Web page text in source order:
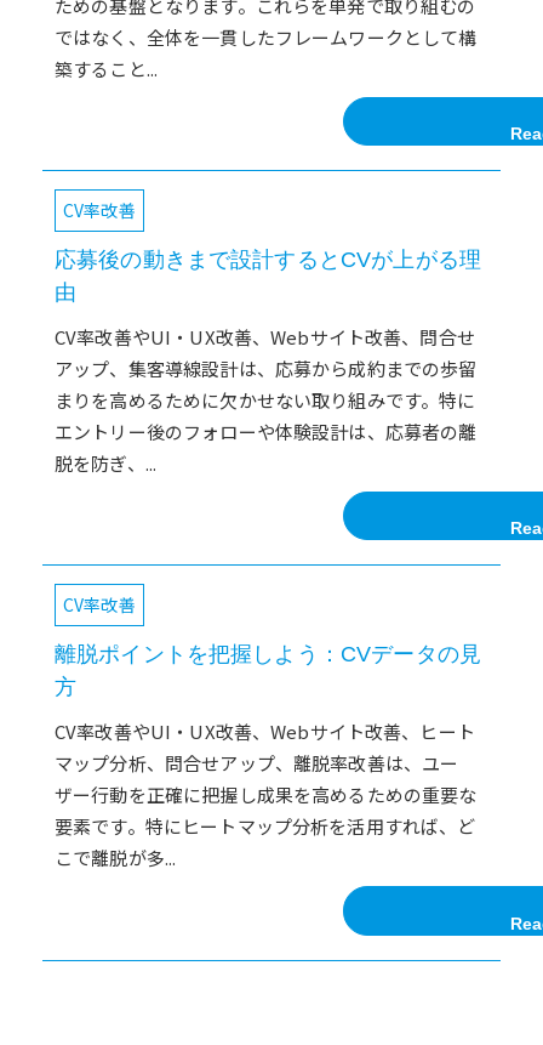
ではなく、全体を一貫したフレームワークとして構
築すること...
CV率改善
応募後の動きまで設計するとCVが上がる理
由
CV率改善やUI・UX改善、Webサイト改善、問合せ
アップ、集客導線設計は、応募から成約までの歩留
まりを高めるために欠かせない取り組みです。特に
エントリー後のフォローや体験設計は、応募者の離
脱を防ぎ、...
CV率改善
離脱ポイントを把握しよう：CVデータの見
方
CV率改善やUI・UX改善、Webサイト改善、ヒート
マップ分析、問合せアップ、離脱率改善は、ユー
ザー行動を正確に把握し成果を高めるための重要な
要素です。特にヒートマップ分析を活用すれば、ど
こで離脱が多...